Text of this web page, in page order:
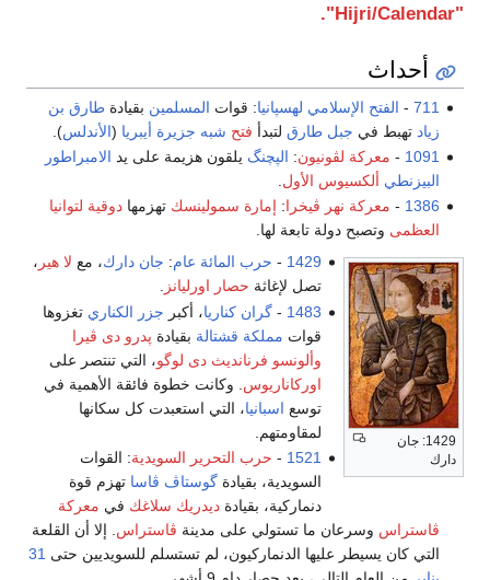
لهسپانيا: قواتالمسلمينبقيادةطارق بن
جبل طارقلتبدأفتح شبه جزيرة أيبريا(الأندلس).
لڤونيون:الپچنگيلقون هزيمة على يدالامبراطور
الأول.
نهر ڤيخرا: إمارة سمولينسكتهزمهادوقية لتوانيا
دولة تابعة لها.
1429
-حرب المائة عام:جان دارك، مع لا هير ،
تصل لإغاثةحصار اورليانز .
1483
-گران كناريا ، أكبرجزر الكناري تغزوها
قواتمملكة قشتالة بقيادةپدرو دى ڤيرا
وألونسو فرنانديث دى لوگو، التي تنتصر على
اوركاناريوس. وكانت خطوة فائقة الأهمية في
توسعاسبانيا، التي استعبدت كل سكانها
لمقاومتهم.
1521
حرب التحرير السويدية : القوات
السويدية، بقيادة گوستاڤ ڤاساتهزم قوة
ديدريك سلاغكفي معركة
ما تستولي على مدينة ڤاستراس. إلا أن القلعة
عليها الدنماركيون، لم تستسلم للسويديين حتى31